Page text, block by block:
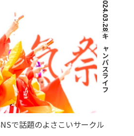
2024.03.28
｜
キャンパスライフ
で話題のよさこいサークル